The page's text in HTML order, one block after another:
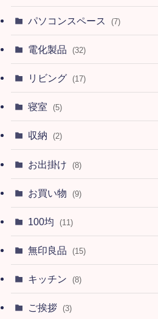
パソコンスペース (7)
電化製品 (32)
リビング (17)
寝室 (5)
収納 (2)
お出掛け (8)
お買い物 (9)
100均 (11)
無印良品 (15)
キッチン (8)
ご挨拶 (3)